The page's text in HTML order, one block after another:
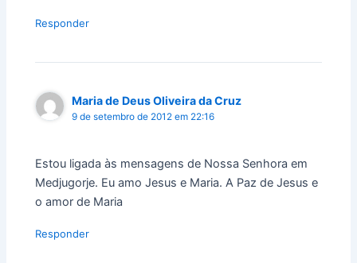
Responder
Maria de Deus Oliveira da Cruz
9 de setembro de 2012 em 22:16
Estou ligada às mensagens de Nossa Senhora em
Medjugorje. Eu amo Jesus e Maria. A Paz de Jesus e
o amor de Maria
Responder